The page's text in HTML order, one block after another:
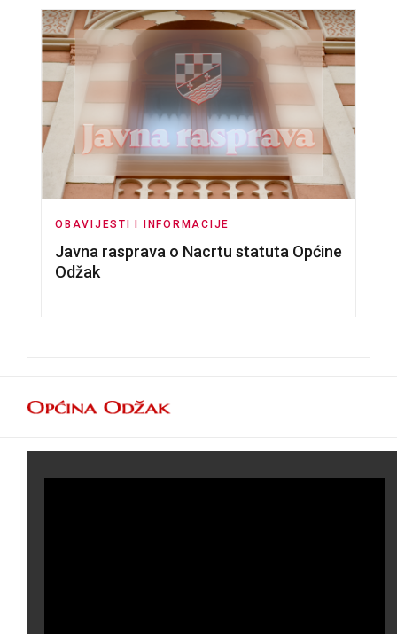
OBAVIJESTI I INFORMACIJE
Javna rasprava o Nacrtu statuta Općine
Odžak